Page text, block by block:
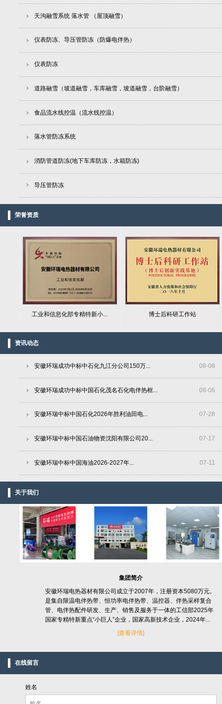
天沟融雪系统 落水管 （屋顶融雪）
仪表防冻、导压管防冻（防爆电伴热）
仪表防冻
道路融雪（坡道融雪，车库融雪，坡道融雪，台阶融雪）
食品流水线控温（流水线控温）
落水管防冻系统
消防管道防冻(地下车库防冻，水箱防冻)
导压管防冻
荣誉资质
工业和信息化部专精特新小... 博士后科研工作站
资讯动态
08-08
安徽环瑞成功中标中石化九江分公司150万...
08-06
安徽环瑞成功中标中国石化茂名石化电伴热框...
07-28
安徽环瑞中标中国石化2026年胜利油田电...
07-17
安徽环瑞中标中国石油物资沈阳有限公司20...
07-11
安徽环瑞中标中国海油2026-2027年...
关于我们
集团简介
安徽环瑞电热器材有限公司成立于2007年，注册资本5080万元。
是集自限温电伴热带、恒功率电伴热带、温控器、伴热采样复合
管、电伴热配件研发、生产、销售及服务于一体的工信部2025年
国家专精特新重点“小巨人”企业，国家高新技术企业，2024年...
[查看详情]
在线留言
姓名